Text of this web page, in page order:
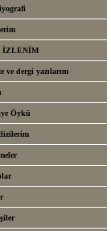
İZLENİM
ve dergi yazılarım
Öykü